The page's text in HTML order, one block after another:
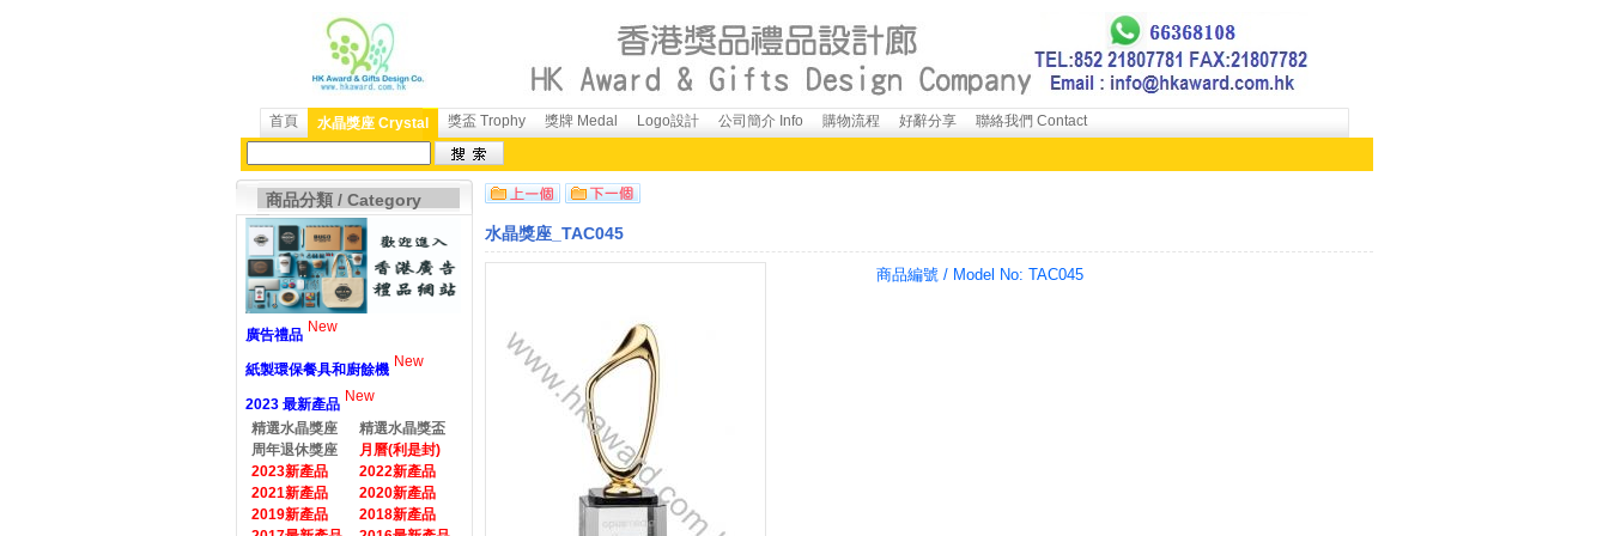
首頁 水晶獎座 Crystal 獎盃 Trophy 獎牌 Medal Logo設計 公司簡介 Info 購物流程 好辭分享 聯絡我們 Contact
商品分類 / Category
廣告禮品 New
紙製環保餐具和廚餘機 New
2023 最新產品 New
精選水晶獎座
精選水晶獎盃
周年退休獎座
月曆(利是封)
2023新產品
2022新產品
2021新產品
2020新產品
2019新產品
2018新產品
水晶獎座_TAC045
商品編號 / Model No: TAC045